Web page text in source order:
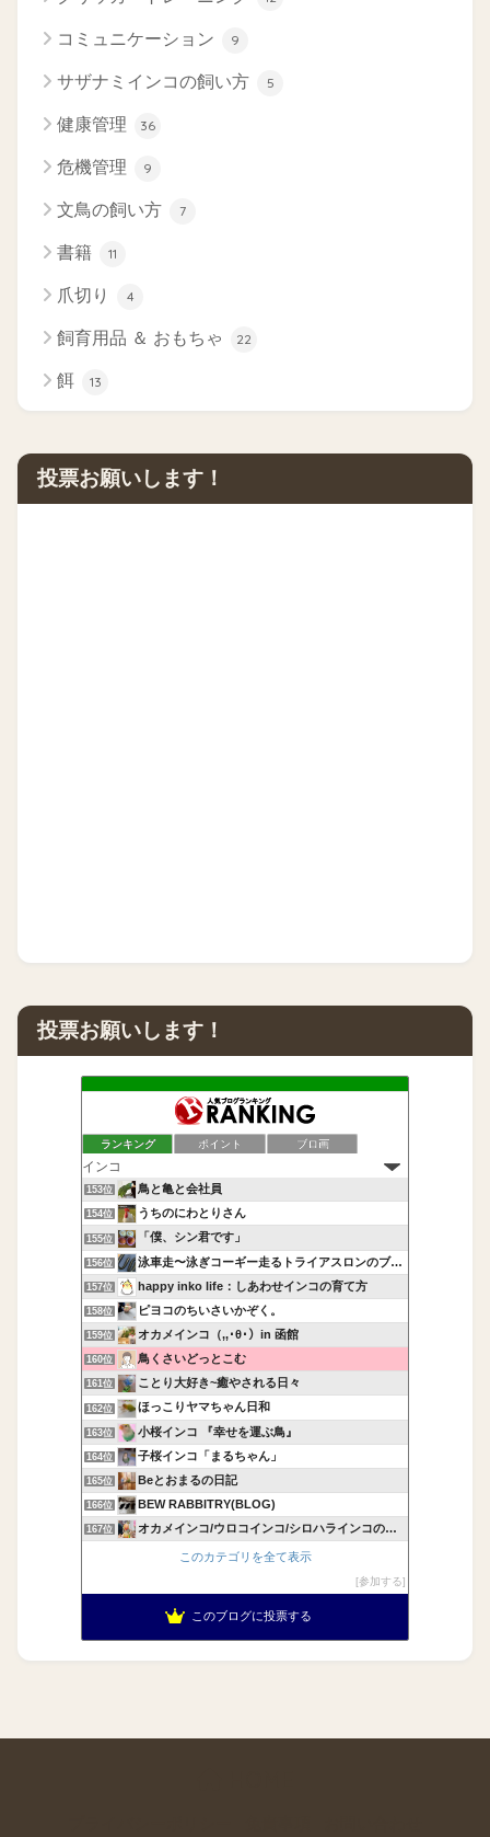
コミュニケーション 9
サザナミインコの飼い方 5
健康管理 36
危機管理 9
文鳥の飼い方 7
書籍 11
爪切り 4
飼育用品 ＆ おもちゃ 22
餌 13
投票お願いします！
投票お願いします！
ランキング ポイント ブロ画
153位 鳥と亀と会社員
154位 うちのにわとりさん
155位 「僕、シン君です」
156位 泳車走〜泳ぎコーギー走るトライアスロンのブログ〜
157位 happy inko life：しあわせインコの育て方
158位 ピヨコのちいさいかぞく。
159位 オカメインコ（,,･θ･）in 函館
160位 鳥くさいどっとこむ
161位 ことり大好き~癒やされる日々
162位 ほっこりヤマちゃん日和
163位 小桜インコ 『幸せを運ぶ鳥』
164位 子桜インコ「まるちゃん」
165位 Beとおまるの日記
166位 BEW RABBITRY(BLOG)
167位 オカメインコ/ウロコインコ/シロハラインコの飼育記録
このカテゴリを全て表示
参加する
このブログに投票する